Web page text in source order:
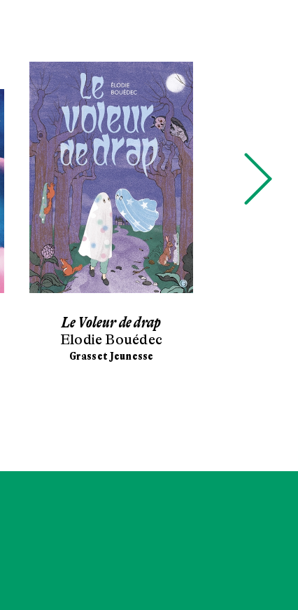
Le Voleur de drap
Elodie Bouédec
Grasset Jeunesse